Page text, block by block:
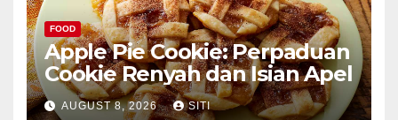
FOOD
Apple Pie Cookie: Perpaduan
Cookie Renyah dan Isian Apel
AUGUST 8, 2026 SITI